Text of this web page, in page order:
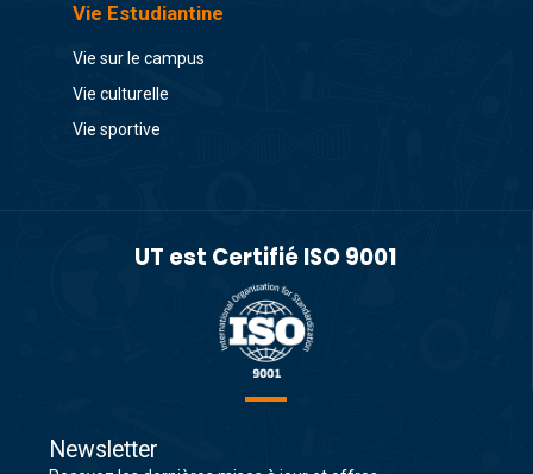
Vie Estudiantine
Vie sur le campus
Vie culturelle
Vie sportive
UT est Certifié ISO 9001
Newsletter